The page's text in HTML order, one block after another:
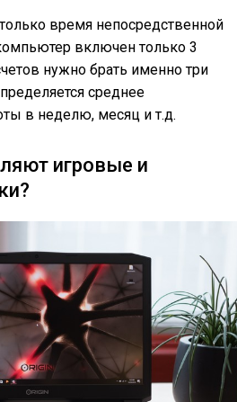
время непосредственной
включен только 3
нужно брать именно три
среднее
в неделю, месяц и т.д.
игровые и